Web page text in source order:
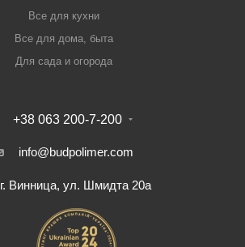
Все для кухни
Все для дома, быта
Для сада и огорода
+38 063 200-7-200
info@budpolimer.com
г. Винница, ул. Шмидта 20а